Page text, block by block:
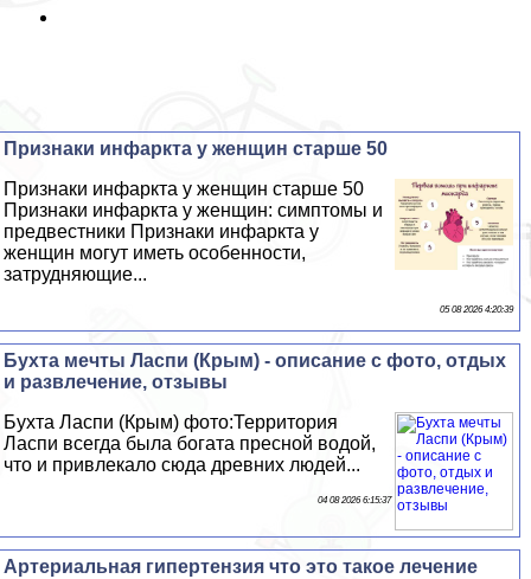
Признаки инфаркта у женщин старше 50
Признаки инфаркта у женщин старше 50
Признаки инфаркта у женщин: симптомы и
предвестники Признаки инфаркта у
женщин могут иметь особенности,
затрудняющие...
05 08 2026 4:20:39
Бухта мечты Ласпи (Крым) - описание с фото, отдых
и развлечение, отзывы
Бухта Ласпи (Крым) фото:Территория
Ласпи всегда была богата пресной водой,
что и привлекало сюда древних людей...
04 08 2026 6:15:37
Артериальная гипертензия что это такое лечение